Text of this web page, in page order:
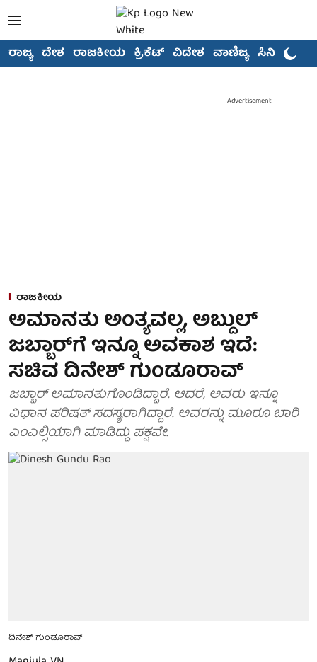
ರಾಜ್ಯ ದೇಶ ರಾಜಕೀಯ ಕ್ರಿಕೆಟ್ ವಿದೇಶ ವಾಣಿಜ್ಯ ಸಿನಿಮಾ
Advertisement
ರಾಜಕೀಯ
ಅಮಾನತು ಅಂತ್ಯವಲ್ಲ, ಅಬ್ದುಲ್
ಜಬ್ಬಾರ್‌ಗೆ ಇನ್ನೂ ಅವಕಾಶ ಇದೆ:
ಸಚಿವ ದಿನೇಶ್ ಗುಂಡೂರಾವ್
ಜಬ್ಬಾರ್ ಅಮಾನತುಗೊಂಡಿದ್ದಾರೆ. ಆದರೆ, ಅವರು ಇನ್ನೂ
ವಿಧಾನ ಪರಿಷತ್ ಸದಸ್ಯರಾಗಿದ್ದಾರೆ. ಅವರನ್ನು ಮೂರೂ ಬಾರಿ
ಎಂಎಲ್ಸಿಯಾಗಿ ಮಾಡಿದ್ದು ಪಕ್ಷವೇ.
ದಿನೇಶ್ ಗುಂಡೂರಾವ್